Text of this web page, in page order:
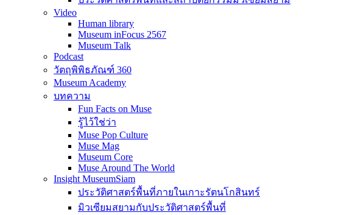
Video
Human library
Museum inFocus 2567
Museum Talk
Podcast
วัตถุพิพิธภัณฑ์ 360
Museum Academy
บทความ
Fun Facts on Muse
รู้ไว้ใช่ว่า
Muse Pop Culture
Muse Mag
Museum Core
Muse Around The World
Insight MuseumSiam
ประวัติศาสตร์พื้นที่ภายในเกาะรัตนโกสินทร์
มิวเซียมสยามกับประวัติศาสตร์พื้นที่